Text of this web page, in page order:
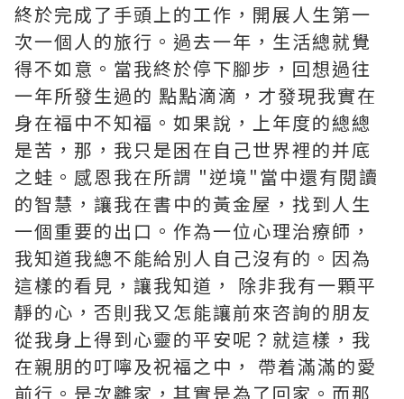
終於完成了手頭上的工作，開展人生第一
次一個人的旅行。 過去一年，生活總就覺
得不如意。當我終於停下腳步，回想過往
一年所發生過的 點點滴滴，才發現我實在
身在福中不知福。如果說，上年度的總總
是苦，那，我只是困在自己世界裡的并底
之蛙。 感恩我在所謂 "逆境"當中還有閱讀
的智慧，讓我在書中的黃金屋，找到人生
一個重要的出口。作為一位心理治療師，
我知道我總不能給別人自己沒有的。因為
這樣的看見，讓我知道， 除非我有一顆平
靜的心，否則我又怎能讓前來咨詢的朋友
從我身上得到心靈的平安呢？ 就這樣，我
在親朋的叮嚀及祝福之中， 帶着滿滿的愛
前行。是次離家，其實是為了回家。而那